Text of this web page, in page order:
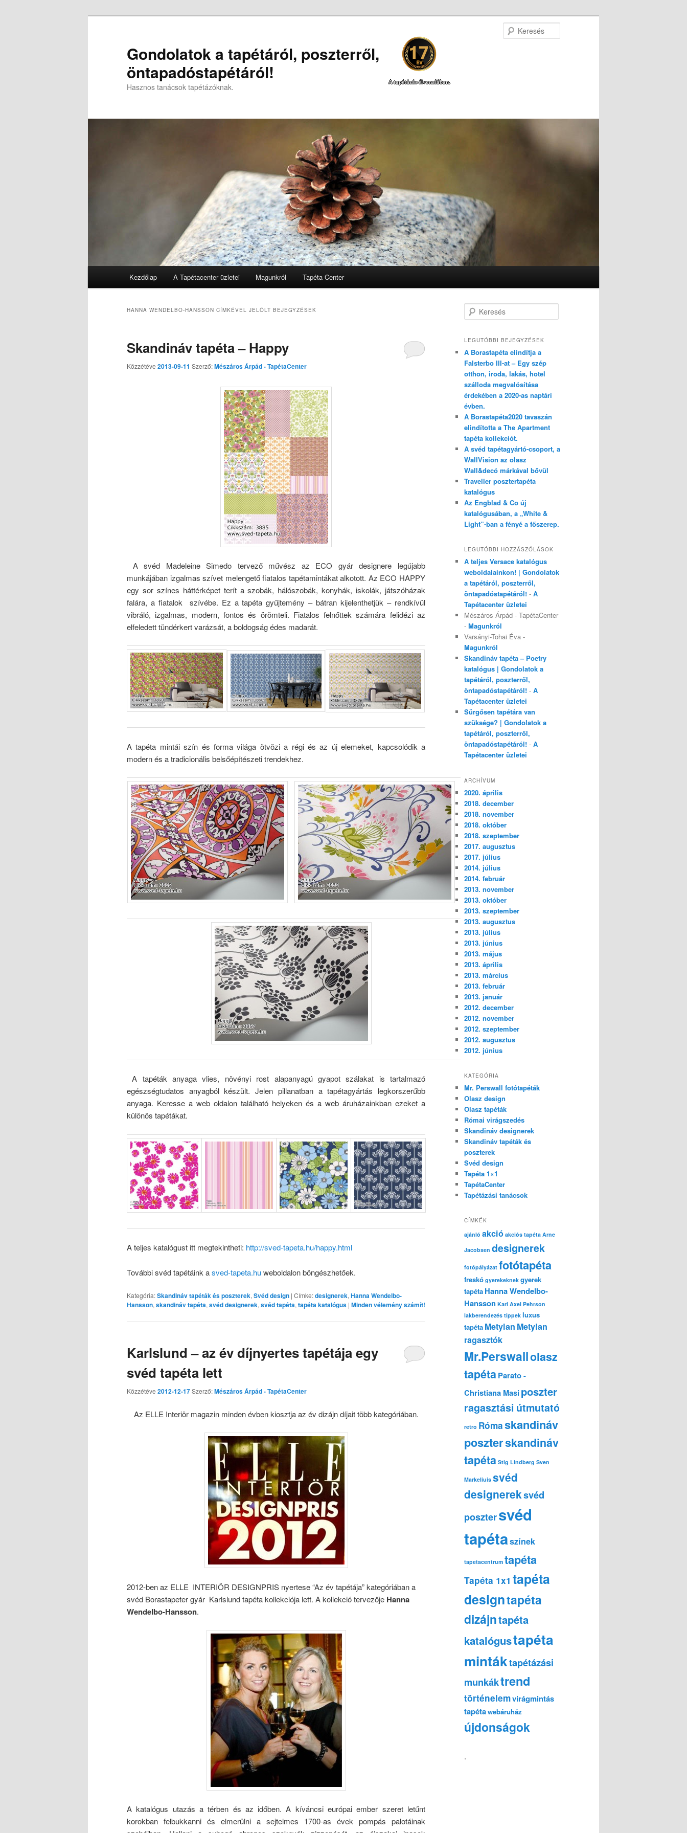
A tapétázás élvonalában.
Gondolatok a tapétáról, poszterről,
öntapadóstapétáról!
Hasznos tanácsok tapétázóknak.
Tovább az elsődleges tartalomra
Tovább a másodlagos tartalomra
Kezdőlap A Tapétacenter üzletei Magunkról Tapéta Center
HANNA WENDELBO-HANSSON CÍMKÉVEL JELÖLT BEJEGYZÉSEK
Skandináv tapéta – Happy
Közzétéve 2013-09-11 Szerző:Mészáros Árpád - TapétaCenter
A svéd Madeleine Simedo tervező művész az ECO gyár designere legújabb
munkájában izgalmas szívet melengető fiatalos tapétamintákat alkotott. Az ECO HAPPY
egy sor színes háttérképet terít a szobák, hálószobák, konyhák, iskolák, játszóházak
falára, a fiatalok szívébe. Ez a tapéta gyűjtemény – bátran kijelenthetjük – rendkívül
vibráló, izgalmas, modern, fontos és örömteli. Fiatalos felnőttek számára felidézi az
elfeledett tündérkert varázsát, a boldogság édes madarát.
A tapéta mintái szín és forma világa ötvözi a régi és az új elemeket, kapcsolódik a
modern és a tradicionális belsőépítészeti trendekhez.
A tapéták anyaga vlies, növényi rost alapanyagú gyapot szálakat is tartalmazó
egészségtudatos anyagból készült. Jelen pillanatban a tapétagyártás legkorszerűbb
anyaga. Keresse a web oldalon található helyeken és a web áruházainkban ezeket a
különös tapétákat.
A teljes katalógust itt megtekintheti: http://sved-tapeta.hu/happy.html
További svéd tapétáink asved-tapeta.huweboldalon böngészhetőek.
Kategória:Skandináv tapéták és poszterek, Svéd design | Címke:designerek, Hanna Wendelbo-
Hansson, skandináv tapéta, svéd designerek, svéd tapéta, tapéta katalógus | Minden vélemény számít!
Karlslund – az év díjnyertes tapétája egy
svéd tapéta lett
Közzétéve 2012-12-17Szerző:Mészáros Árpád - TapétaCenter
Az ELLE Interiör magazin minden évben kiosztja az év dizájn díjait több kategóriában.
2012-ben az ELLE INTERIÖR DESIGNPRIS nyertese “Az év tapétája” kategóriában a
svéd Borastapeter gyár Karlslund tapéta kollekciója lett. A kollekció tervezője Hanna
Wendelbo-Hansson.
A katalógus utazás a térben és az időben. A kíváncsi európai ember szeret letűnt
korokban felbukkanni és elmerülni a sejtelmes 1700-as évek pompás palotáinak
Keresés
LEGUTÓBBI BEJEGYZÉSEK
A Borastapéta elindítja a
Falsterbo III-at – Egy szép
otthon, iroda, lakás, hotel
szálloda megvalósítása
érdekében a 2020-as naptári
évben.
A Borastapéta2020 tavaszán
elindította a The Apartment
tapéta kollekciót.
A svéd tapétagyártó-csoport, a
WallVision az olasz
Wall&decó márkával bővül
Traveller posztertapéta
katalógus
Az Engblad & Co új
katalógusában, a „White &
Light”-ban a fényé a főszerep.
LEGUTÓBBI HOZZÁSZÓLÁSOK
A teljes Versace katalógus
weboldalainkon! | Gondolatok
a tapétáról, poszterről,
öntapadóstapétáról! - A
Tapétacenter üzletei
Mészáros Árpád - TapétaCenter
- Magunkról
Varsányi-Tohai Éva -
Magunkról
Skandináv tapéta – Poetry
katalógus | Gondolatok a
tapétáról, poszterről,
öntapadóstapétáról! - A
Tapétacenter üzletei
Sürgősen tapétára van
szüksége? | Gondolatok a
tapétáról, poszterről,
öntapadóstapétáról! - A
Tapétacenter üzletei
ARCHÍVUM
2020. április
2018. december
2018. november
2018. október
2018. szeptember
2017. augusztus
2017. július
2014. július
2014. február
2013. november
2013. október
2013. szeptember
2013. augusztus
2013. július
2013. június
2013. május
2013. április
2013. március
2013. február
2013. január
2012. december
2012. november
2012. szeptember
2012. augusztus
2012. június
KATEGÓRIA
Mr. Perswall fotótapéták
Olasz design
Olasz tapéták
Római virágszedés
Skandináv designerek
Skandináv tapéták és
poszterek
Svéd design
Tapéta 1×1
TapétaCenter
Tapétázási tanácsok
CÍMKÉK
ajánló akció akciós tapéta Arne
Jacobsen designerek
fotópályázat fotótapéta
freskó gyerekeknek gyerek
tapéta Hanna Wendelbo-
Hansson Karl Axel Pehrson
lakberendezés tippek luxus
tapéta Metylan Metylan
ragasztók
Mr.Perswallolasz
tapétaParato -
Christiana Masi poszter
ragasztási útmutató
retro Rómaskandináv
poszterskandináv
tapéta Stig Lindberg Sven
Markeliuis svéd
designereksvéd
posztersvéd
tapétaszínek
tapetacentrum tapéta
Tapéta 1x1 tapéta
designtapéta
dizájntapéta
katalógustapéta
mintáktapétázási
munkáktrend
történelemvirágmintás
tapétawebáruház
újdonságok
.